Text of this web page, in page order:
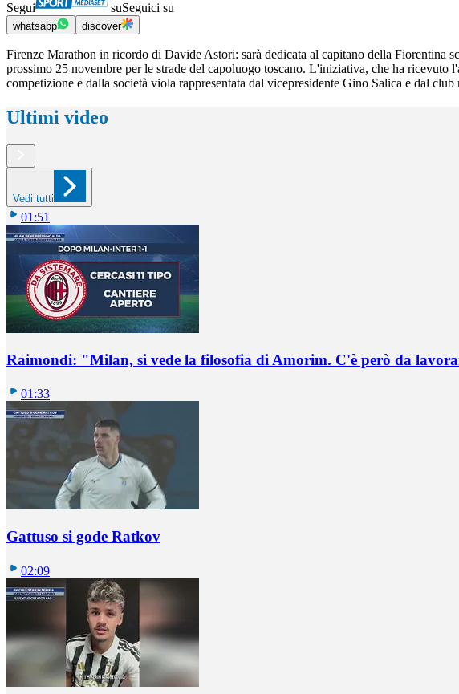
Segui suSeguici su
whatsapp discover
Firenze Marathon in ricordo di Davide Astori: sarà dedicata al capitano della Fiorentina
prossimo 25 novembre per le strade del capoluogo toscano. L'iniziativa, che ha ricevuto
competizione e dalla società viola rappresentata dal vicepresidente Gino Salica e dal
Ultimi video
Vedi tutti
01:51
Raimondi: "Milan, si vede la filosofia di Amorim. C'è però da
01:33
Gattuso si gode Ratkov
02:09